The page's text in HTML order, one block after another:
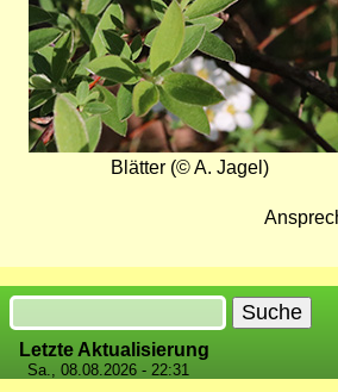
Blätter (© A. Jagel)
Suche
Letzte Aktualisierung
Sa., 08.08.2026 - 22:31